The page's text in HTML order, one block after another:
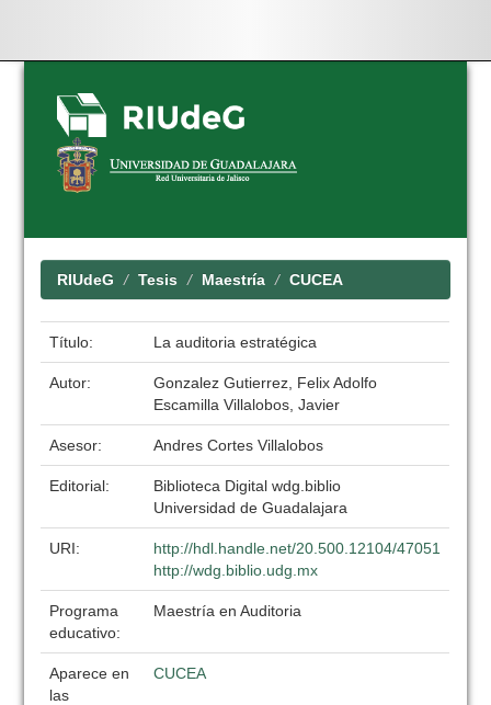
Skip
navigation
RIUdeG Tesis Maestría CUCEA
Título: La auditoria estratégica
Autor:
Gonzalez Gutierrez, Felix Adolfo
Escamilla Villalobos, Javier
Asesor: Andres Cortes Villalobos
Editorial:
Biblioteca Digital wdg.biblio
Universidad de Guadalajara
URI:
http://hdl.handle.net/20.500.12104/47051
http://wdg.biblio.udg.mx
Programa
educativo:
Maestría en Auditoria
Aparece en
las
CUCEA